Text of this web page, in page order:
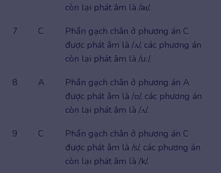
còn lại phát âm là /aɪ/.
7
C
Phần gạch chân ở phương án C
được phát âm là /ʌ/, các phương án
còn lại phát âm là /u:/.
8
A
Phần gạch chân ở phương án A
được phát âm là /ʊ/, các phương án
còn lại phát âm là /ʌ/.
9
C
Phần gạch chân ở phương án C
được phát âm là /s/, các phương án
còn lại phát âm là /k/.